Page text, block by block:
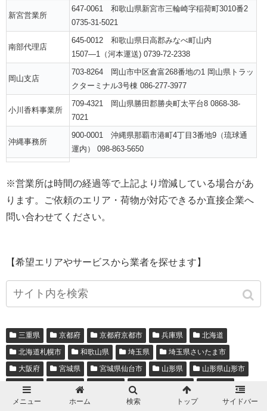
新宮営業所
647-0061 和歌山県新宮市三輪崎字稲荷町3010番2
0735-31-5021
南部代理店
645-0012 和歌山県日高郡みなべ町山内
1507―1（河本運送) 0739-72-2338
岡山支店
703-8264 岡山市中区倉富268番地の1 岡山県トラッ
クターミナル3号棟 086-277-3977
小川香料事業所
709-4321 岡山県勝田郡勝央町太平台8 0868-38-
7021
沖縄事務所
900-0001 沖縄県那覇市港町4丁目3番地9（琉球通
運内） 098-863-5650
※営業所は時間の経過等で上記より増減している場合があ
ります。ご依頼のエリア・荷物が対応できるか直接企業へ
問い合わせてください。
【希望エリアやサービスから業者を探せます】
三重県 京都府 京都府京都市 兵庫県
北海道
北海道札幌市
和歌山県 埼玉県
埼玉県さいたま市
大阪府
宮城県 宮城県仙台市 山形県
山形県山形市
岡山県
岩手県 愛知県名古屋市
新潟県新潟市
東京都 東京都大田区 東京都板橋区
メニュー ホーム 検索 トップ サイドバー